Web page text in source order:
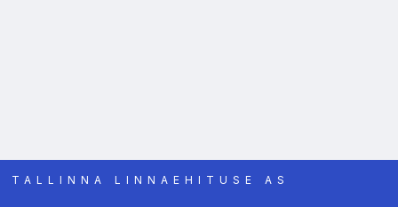
TALLINNA LINNAEHITUSE AS